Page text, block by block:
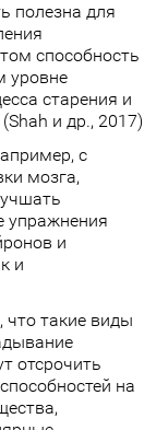
полезна для
способность
уровне
старения и
и др., 2017)
с
мозга,
упражнения
и
и
что такие виды
отсрочить
на